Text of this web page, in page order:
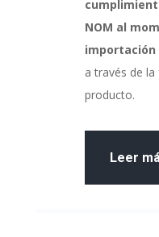
NOM al
importación
a través de
producto.
Leer